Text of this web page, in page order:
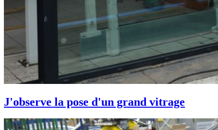
J'observe la pose d'un grand vitrage